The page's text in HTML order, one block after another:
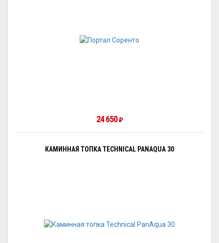
24 650₽
КАМИННАЯ ТОПКА TECHNICAL PANAQUA 30